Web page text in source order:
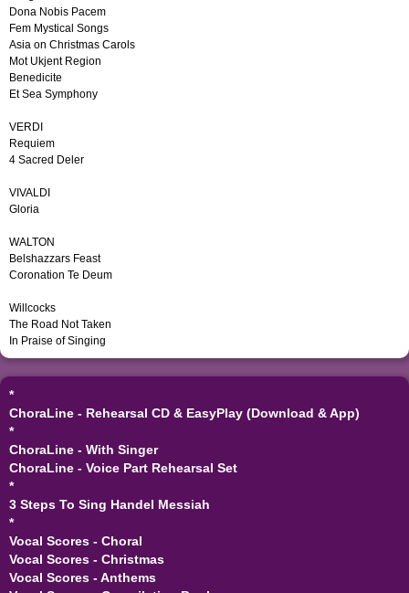
Dona Nobis Pacem
Fem Mystical Songs
Asia on Christmas Carols
Mot Ukjent Region
Benedicite
Et Sea Symphony
VERDI
Requiem
4 Sacred Deler
VIVALDI
Gloria
WALTON
Belshazzars Feast
Coronation Te Deum
Willcocks
The Road Not Taken
In Praise of Singing
*
ChoraLine - Rehearsal CD & EasyPlay (Download & App)
*
ChoraLine - With Singer
ChoraLine - Voice Part Rehearsal Set
*
3 Steps To Sing Handel Messiah
*
Vocal Scores - Choral
Vocal Scores - Christmas
Vocal Scores - Anthems